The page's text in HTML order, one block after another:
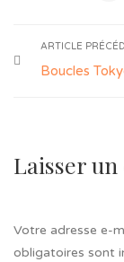
ARTICLE
Boucles
Laisser
Votre adresse e-
obligatoires sont